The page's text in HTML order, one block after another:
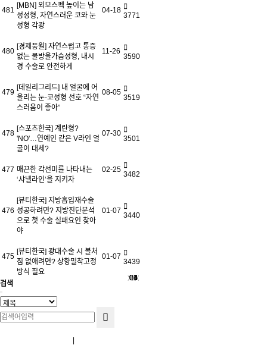
481
[MBN] 외모스펙 높이는 남
성성형, 자연스러운 코와 눈
성형 각광
04-18
3771
480
[경제풍월] 자연스럽고 통증
없는 물방울가슴성형, 내시
경 수술로 안전하게
11-26
3590
479
[데일리그리드] 내 얼굴에 어
울리는 눈-코성형 선호 “자연
스러움이 좋아”
08-05
3519
478
[스포츠한국] 계란형?
'NO'…연예인 같은 V라인 얼
굴이 대세?
07-30
3501
477 매끈한 각선미를 나타내는
‘샤넬라인’을 지키자
02-25
3482
476
[뷰티한국] 지방흡입재수술
성공하려면? 지방진단분석
으로 첫 수술 실패요인 찾아
야
01-07
3440
475
[뷰티한국] 광대수술 시 볼처
짐 없애려면? 상향밀착고정
방식 필요
01-07
3439
〈〈
〈
01
02
03
04
05
〉
〉〉
검색
|